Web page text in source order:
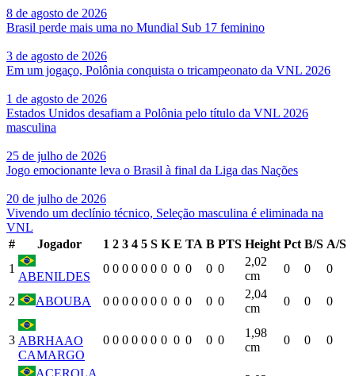
8 de agosto de 2026
Brasil perde mais uma no Mundial Sub 17 feminino
3 de agosto de 2026
Em um jogaço, Polônia conquista o tricampeonato da VNL 2026
1 de agosto de 2026
Estados Unidos desafiam a Polônia pelo título da VNL 2026
masculina
25 de julho de 2026
Jogo emocionante leva o Brasil à final da Liga das Nações
20 de julho de 2026
Vivendo um declínio técnico, Seleção masculina é eliminada na
VNL
#
Jogador 1 2 3 4 5 S K E TA B PTS Height Pct B/S A/S
1
ABENILDES
0 0 0 0 0 0 0 0 0 0 0
2,02
cm
0 0 0
2 ABOUBA 0 0 0 0 0 0 0 0 0 0 0
2,04
cm
0 0 0
3 ABRHAAO
CAMARGO
0 0 0 0 0 0 0 0 0 0 0
1,98
cm
0 0 0
ACEROLA